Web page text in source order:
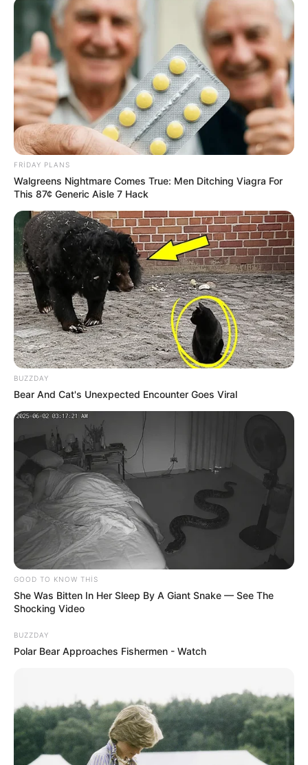
18:40 / 06 Avqust 2026 SİYASƏT
Zaur TikTok-dadır, Rəşad Məcid isə
tarixdə - Turan Etibaroğlu yazır…
18:34 / 06 Avqust 2026
Əslində, Rəşad müəllim bir el məsəlində
deyildiyi kimi:
"Quşu gözündən
vurmuşdu"
18:09 / 06 Avqust 2026
78 0 0
FRIDAY PLANS
Walgreens Nightmare Comes True: Men Ditching Viagra For
This 87¢ Generic Aisle 7 Hack
BUZZDAY
Bear And Cat's Unexpected Encounter Goes Viral
GOOD TO KNOW THIS
She Was Bitten In Her Sleep By A Giant Snake — See The
Shocking Video
BUZZDAY
Polar Bear Approaches Fishermen - Watch